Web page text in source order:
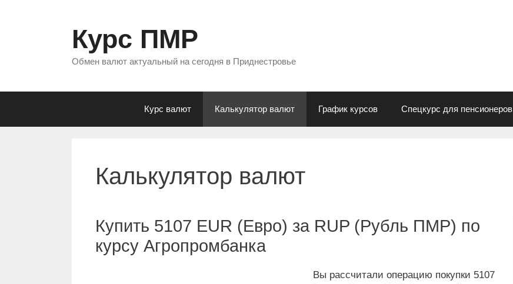
Курс ПМР
Обмен валют актуальный на сегодня в Приднестровье
Курс валют Калькулятор валют График курсов Спецкурс для пенсионеров
Калькулятор валют
Купить 5107 EUR (Евро) за RUP (Рубль ПМР) по
курсу Агропромбанка
Вы рассчитали операцию покупки 5107